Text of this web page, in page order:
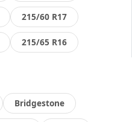
215/60 R17
215/65 R16
Bridgestone